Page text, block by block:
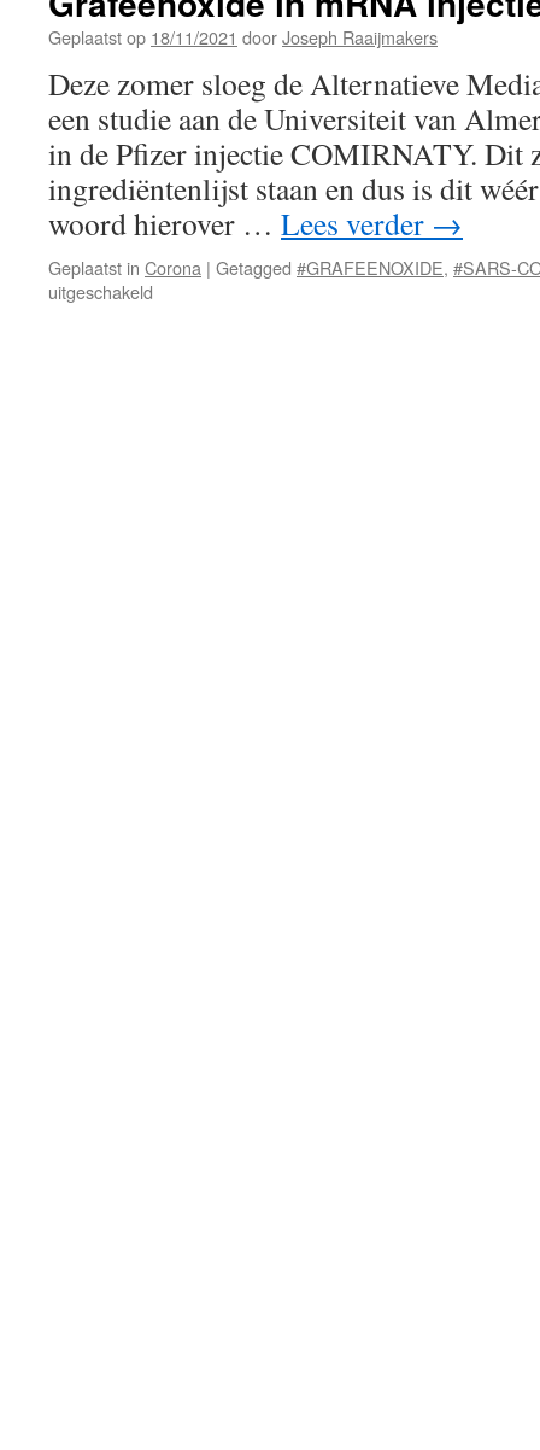
Geplaatst op 18/11/2021 doorJoseph Raaijmakers
Deze zomer sloeg de Alternatieve
een studie aan de Universiteit van
in de Pfizer injectie COMIRNATY. Dit
ingrediëntenlijst staan en dus is dit
woord hierover … Lees verder →
Geplaatst in Corona | Getagged #GRAFEENOXIDE, #SARS-
uitgeschakeld